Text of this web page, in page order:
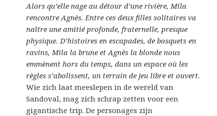
Alors qu’elle nage au détour d’une rivière, Mila
rencontre Agnès. Entre ces deux filles solitaires va
naître une amitié profonde, fraternelle, presque
physique. D’histoires en escapades, de bosquets en
ravins, Mila la brune et Agnès la blonde nous
emmènent hors du temps, dans un espace où les
règles s’abolissent, un terrain de jeu libre et ouvert.
Wie zich laat meeslepen in de wereld van
Sandoval, mag zich schrap zetten voor een
gigantische trip. De personages zijn